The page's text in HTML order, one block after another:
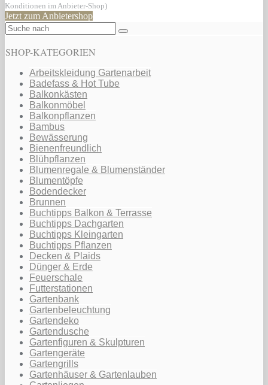
Konditionen im Anbieter-Shop)
Jetzt zum Anbietershop
SHOP-KATEGORIEN
Arbeitskleidung Gartenarbeit
Badefass & Hot Tube
Balkonkästen
Balkonmöbel
Balkonpflanzen
Bambus
Bewässerung
Bienenfreundlich
Blühpflanzen
Blumenregale & Blumenständer
Blumentöpfe
Bodendecker
Brunnen
Buchtipps Balkon & Terrasse
Buchtipps Dachgarten
Buchtipps Kleingarten
Buchtipps Pflanzen
Decken & Plaids
Dünger & Erde
Feuerschale
Futterstationen
Gartenbank
Gartenbeleuchtung
Gartendeko
Gartendusche
Gartenfiguren & Skulpturen
Gartengeräte
Gartengrills
Gartenhäuser & Gartenlauben